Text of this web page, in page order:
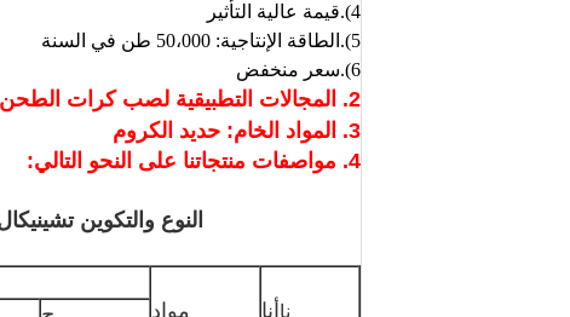
4).قيمة عالية التأثير
5).
الطاقة الإنتاجية: 50،000 طن في السنة
6).سعر منخفض
2. المجالات التطبيقية لصب كرات الطحن:
3. المواد الخام: حديد الكروم
4. مواصفات منتجاتنا على النحو التالي:
النوع والتكوين
نا أنا مواد